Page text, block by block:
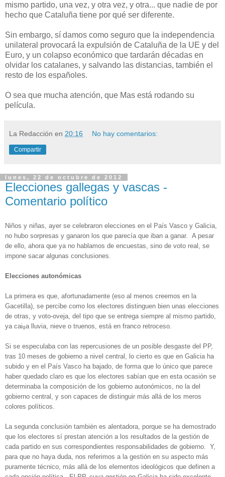
mismo partido, una vez, y otra vez, y otra... que nadie de por
hecho que Cataluña tiene por qué ser diferente.
Sin embargo, sí damos como seguro que la independencia
unilateral provocará la expulsión de Cataluña de la UE y del
Euro, y un colapso económico que tardarán décadas en
olvidar los catalanes, y salvando las distancias, también el
resto de los españoles.
O sea que mucha atención, que Mas está rodando su
película.
La Redacción en 20:16 No hay comentarios:
Compartir
lunes, 22 de octubre de 2012
Elecciones gallegas y vascas -
Comentario político
Niños y niñas, ayer se celebraron elecciones en el País Vasco y Galicia,
no hubo sorpresas y ganaron los que parecía que iban a ganar. A pesar
de ello, ahora que ya no hablamos de encuestas, sino de voto real, se
impone sacar algunas conclusiones.
Elecciones autonómicas
La primera es que, afortunadamente (eso al menos creemos en la
Gacetilla), se percibe como los electores distinguen bien unas elecciones
de otras, y voto-oveja, del tipo que se entrega siempre al mismo partido,
ya caiga lluvia, nieve o truenos, está en franco retroceso.
Si se especulaba con las repercusiones de un posible desgaste del PP,
tras 10 meses de gobierno a nivel central, lo cierto es que en Galicia ha
subido y en el País Vasco ha bajado, de forma que lo único que parece
haber quedado claro es que los electores sabían que en esta ocasión se
determinaba la composición de los gobierno autonómicos, no la del
gobierno central, y son capaces de distinguir más allá de los meros
colores políticos.
La segunda conclusión también es alentadora, porque se ha demostrado
que los electores sí prestan atención a los resultados de la gestión de
cada partido en sus correspondientes responsabilidades de gobierno. Y,
para que no haya duda, nos referimos a la gestión en su aspecto más
puramente técnico, más allá de los elementos ideológicos que definen a